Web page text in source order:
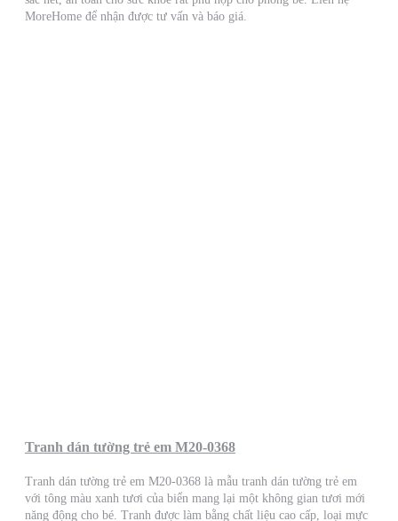
MoreHome để nhận được tư vấn và báo giá.
Tranh dán tường trẻ em M20-0368
Tranh dán tường trẻ em M20-0368 là mẫu tranh dán tường trẻ em
với tông màu xanh tươi của biển mang lại một không gian tươi mới
năng động cho bé. Tranh được làm bằng chất liệu cao cấp, loại mực